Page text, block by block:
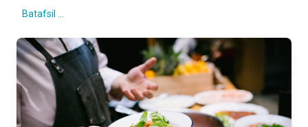
Batafsil ...